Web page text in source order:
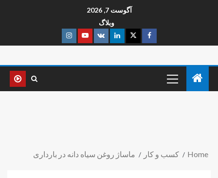
آگوست 7, 2026
وبلاگ
Home کسب و کار ماساژ روغن سیاه دانه در بارداری